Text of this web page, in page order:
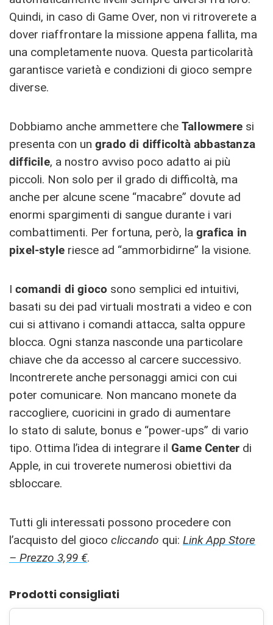
Quindi, in caso di Game Over, non vi ritroverete a
dover riaffrontare la missione appena fallita, ma
una completamente nuova. Questa particolarità
garantisce varietà e condizioni di gioco sempre
diverse.
Dobbiamo anche ammettere che Tallowmere si
presenta con un grado di difficoltà abbastanza
difficile, a nostro avviso poco adatto ai più
piccoli. Non solo per il grado di difficoltà, ma
anche per alcune scene “macabre” dovute ad
enormi spargimenti di sangue durante i vari
combattimenti. Per fortuna, però, la grafica in
pixel-style riesce ad “ammorbidirne” la visione.
I comandi di gioco sono semplici ed intuitivi,
basati su dei pad virtuali mostrati a video e con
cui si attivano i comandi attacca, salta oppure
blocca. Ogni stanza nasconde una particolare
chiave che da accesso al carcere successivo.
Incontrerete anche personaggi amici con cui
poter comunicare. Non mancano monete da
raccogliere, cuoricini in grado di aumentare
lo stato di salute, bonus e “power-ups” di vario
tipo. Ottima l’idea di integrare il Game Center di
Apple, in cui troverete numerosi obiettivi da
sbloccare.
Tutti gli interessati possono procedere con
l’acquisto del gioco cliccando qui: Link App Store
– Prezzo 3,99 €.
Prodotti consigliati